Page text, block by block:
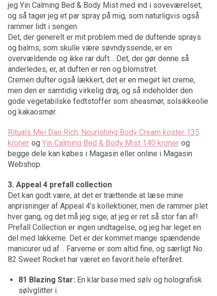
jeg Yin Calming Bed & Body Mist med ind i soveværelset,
og så tager jeg et par spray på mig, som naturligvis også
rammer lidt i sengen.
Det, der generelt er mit problem med de duftende sprays
og balms, som skulle være søvndyssende, er en
overvældende og ikke rar duft… Det, der gør denne så
anderledes, er, at duften er ren og blomstret.
Cremen dufter også lækkert, det er en meget let creme,
men den er samtidig virkelig drøj, og så indeholder den
gode vegetabilske fedtstoffer som sheasmør, solsikkeolie
og kakaosmør.
Rituals Mei Dao Rich, Nourishing Body Cream koster 135
kroner og Yin Calming Bed & Body Mist 140 kroner og
begge dele kan købes i Magasin eller online i Magasin
Webshop.
3. Appeal 4 prefall collection
Det kan godt være, at det er trættende at læse mine
anprisninger af Appeal 4’s kollektioner, men de rammer plet
hver gang, og det må jeg sige, at jeg er ret så stor fan af!
Prefall Collection er ingen undtagelse, og jeg har leget en
del med lakkerne. Det er der kommet mange spændende
manicurer ud af… Farverne er som altid fine, og særligt No.
82 Sweet Rocket har været en favorit hele efteråret.
81 Blazing Star: En klar base med sølv og holografisk
sølvglitter i.